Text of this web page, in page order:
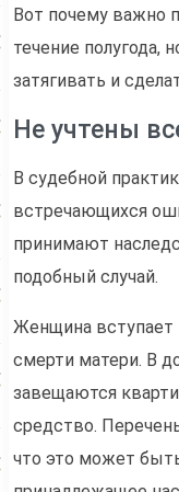
Вот почему важно
течение полугода,
затягивать и
Не учтены
В судебной
встречающихся
принимают
подобный случай.
Женщина вступает
смерти матери. В
завещаются
средство.
что это может